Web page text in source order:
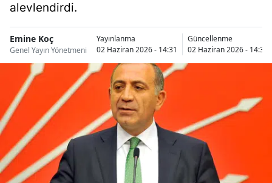
Bursa
Çanakkale
Çankırı
Çorum
Denizli
Diyarbakır
alevlendirdi.
Emine Koç
Genel Yayın Yönetmeni
Yayınlanma
02 Haziran 2026 - 14:31
Güncellenme
02 Haziran 2026 - 14:32